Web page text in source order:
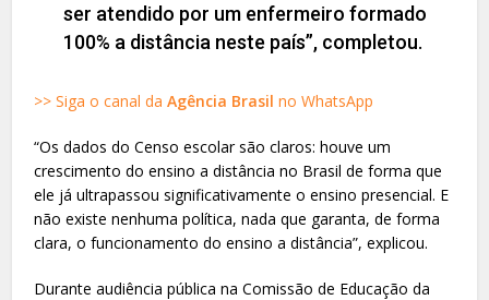
ser atendido por um enfermeiro formado
100% a distância neste país”, completou.
>> Siga o canal da Agência Brasilno WhatsApp
“Os dados do Censo escolar são claros: houve um
crescimento do ensino a distância no Brasil de forma que
ele já ultrapassou significativamente o ensino presencial. E
não existe nenhuma política, nada que garanta, de forma
clara, o funcionamento do ensino a distância”, explicou.
Durante audiência pública na Comissão de Educação da